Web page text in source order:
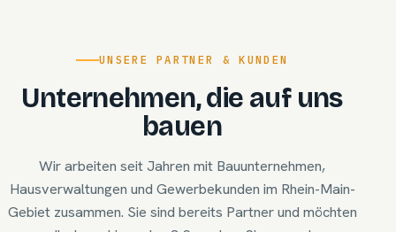
UNSERE PARTNER & KUNDEN
Unternehmen, die auf uns
bauen
Wir arbeiten seit Jahren mit Bauunternehmen,
Hausverwaltungen und Gewerbekunden im Rhein-Main-
Gebiet zusammen. Sie sind bereits Partner und möchten